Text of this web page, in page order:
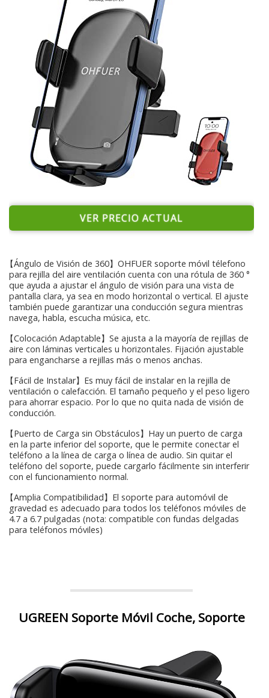
VER PRECIO ACTUAL
【Ángulo de Visión de 360】OHFUER soporte móvil télefono
para rejilla del aire ventilación cuenta con una rótula de 360 °
que ayuda a ajustar el ángulo de visión para una vista de
pantalla clara, ya sea en modo horizontal o vertical. El ajuste
también puede garantizar una conducción segura mientras
navega, habla, escucha música, etc.
【Colocación Adaptable】Se ajusta a la mayoría de rejillas de
aire con láminas verticales u horizontales. Fijación ajustable
para engancharse a rejillas más o menos anchas.
【Fácil de Instalar】Es muy fácil de instalar en la rejilla de
ventilación o calefacción. El tamaño pequeño y el peso ligero
para ahorrar espacio. Por lo que no quita nada de visión de
conducción.
【Puerto de Carga sin Obstáculos】Hay un puerto de carga
en la parte inferior del soporte, que le permite conectar el
teléfono a la línea de carga o línea de audio. Sin quitar el
teléfono del soporte, puede cargarlo fácilmente sin interferir
con el funcionamiento normal.
【Amplia Compatibilidad】El soporte para automóvil de
gravedad es adecuado para todos los teléfonos móviles de
4.7 a 6.7 pulgadas (nota: compatible con fundas delgadas
para teléfonos móviles)
UGREEN Soporte Móvil Coche, Soporte